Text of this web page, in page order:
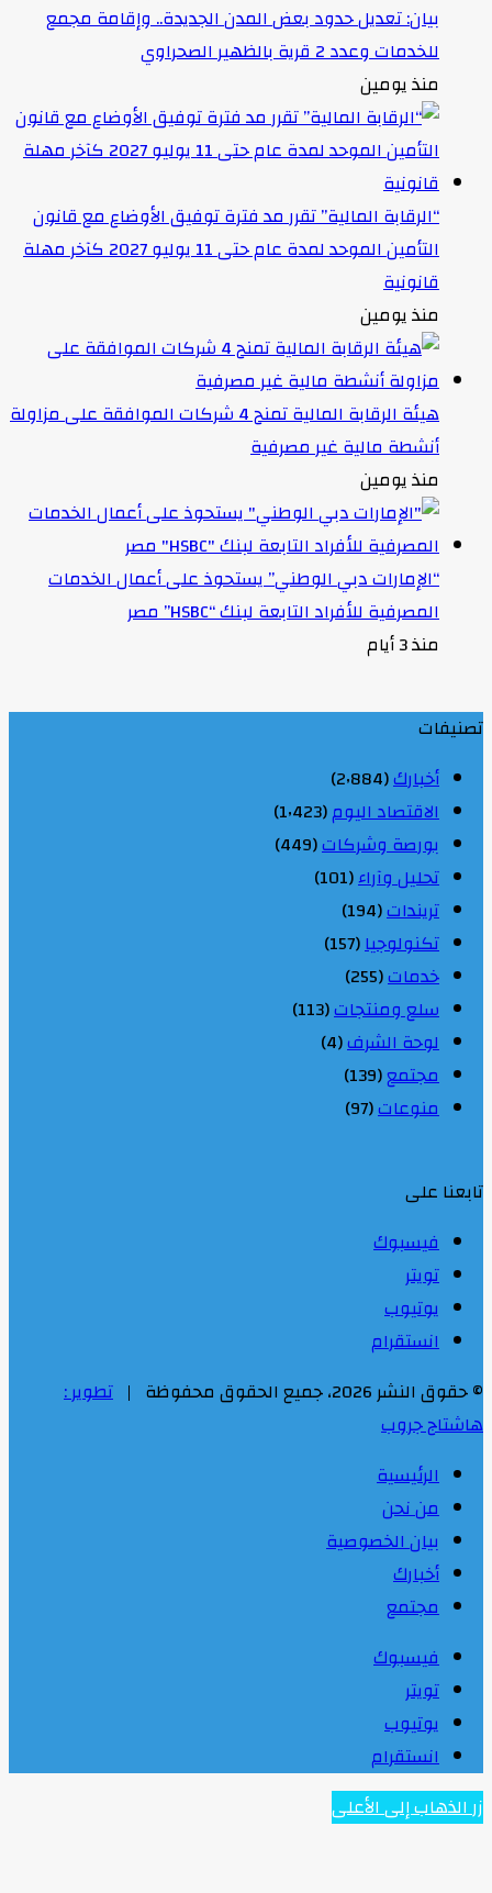
بيان: تعديل حدود بعض المدن الجديدة.. وإقامة مجمع
للخدمات وعدد 2 قرية بالظهير الصحراوي
منذ يومين
“الرقابة المالية” تقرر مد فترة توفيق الأوضاع مع قانون
التأمين الموحد لمدة عام حتى 11 يوليو 2027 كآخر مهلة
قانونية
منذ يومين
هيئة الرقابة المالية تمنح 4 شركات الموافقة على مزاولة
أنشطة مالية غير مصرفية
منذ يومين
“الإمارات دبي الوطني” يستحوذ على أعمال الخدمات
المصرفية للأفراد التابعة لبنك “HSBC” مصر
منذ 3 أيام
تصنيفات
أخبارك(2٬884)
الاقتصاد اليوم(1٬423)
بورصة وشركات(449)
تحليل وآراء(101)
تريندات(194)
تكنولوجيا(157)
خدمات(255)
سلع ومنتجات(113)
لوحة الشرف(4)
مجتمع(139)
منوعات(97)
تابعنا على
فيسبوك
تويتر
يوتيوب
انستقرام
© حقوق النشر 2026، جميع الحقوق محفوظة |
تطوير :
هاشتاج جروب
الرئيسية
من نحن
بيان الخصوصية
أخبارك
مجتمع
فيسبوك
تويتر
يوتيوب
انستقرام
زر الذهاب إلى الأعلى